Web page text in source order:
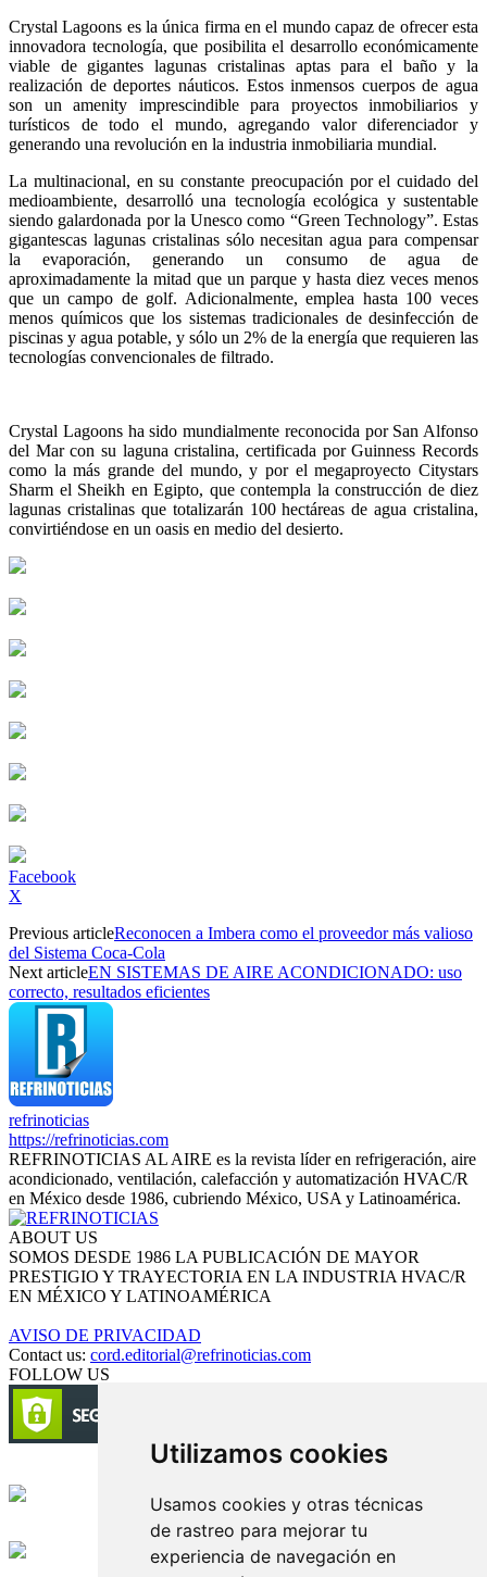
Utilizamos cookies
Usamos cookies y otras técnicas
de rastreo para mejorar tu
experiencia de navegación en
Crystal Lagoons es la única firma en el mundo capaz de ofrecer esta
innovadora tecnología, que posibilita el desarrollo económicamente
viable de gigantes lagunas cristalinas aptas para el baño y la
realización de deportes náuticos. Estos inmensos cuerpos de agua
son un amenity imprescindible para proyectos inmobiliarios y
turísticos de todo el mundo, agregando valor diferenciador y
generando una revolución en la industria inmobiliaria mundial.
La multinacional, en su constante preocupación por el cuidado del
medioambiente, desarrolló una tecnología ecológica y sustentable
siendo galardonada por la Unesco como “Green Technology”. Estas
gigantescas lagunas cristalinas sólo necesitan agua para compensar
la evaporación, generando un consumo de agua de
aproximadamente la mitad que un parque y hasta diez veces menos
que un campo de golf. Adicionalmente, emplea hasta 100 veces
menos químicos que los sistemas tradicionales de desinfección de
piscinas y agua potable, y sólo un 2% de la energía que requieren las
tecnologías convencionales de filtrado.
Crystal Lagoons ha sido mundialmente reconocida por San Alfonso
del Mar con su laguna cristalina, certificada por Guinness Records
como la más grande del mundo, y por el megaproyecto Citystars
Sharm el Sheikh en Egipto, que contempla la construcción de diez
lagunas cristalinas que totalizarán 100 hectáreas de agua cristalina,
convirtiéndose en un oasis en medio del desierto.
Facebook
X
Previous articleReconocen a Imbera como el proveedor más valioso
del Sistema Coca-Cola
Next articleEN SISTEMAS DE AIRE ACONDICIONADO: uso
correcto, resultados eficientes
refrinoticias
https://refrinoticias.com
REFRINOTICIAS AL AIRE es la revista líder en refrigeración, aire
acondicionado, ventilación, calefacción y automatización HVAC/R
en México desde 1986, cubriendo México, USA y Latinoamérica.
ABOUT US
SOMOS DESDE 1986 LA PUBLICACIÓN DE MAYOR
PRESTIGIO Y TRAYECTORIA EN LA INDUSTRIA HVAC/R
EN MÉXICO Y LATINOAMÉRICA
AVISO DE PRIVACIDAD
Contact us: cord.editorial@refrinoticias.com
FOLLOW US